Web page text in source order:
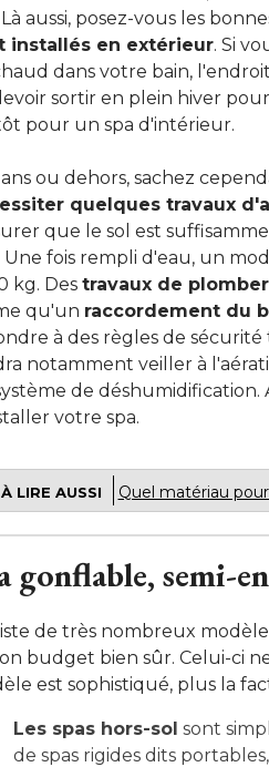
Là aussi, posez-vous les
installés en extérieur. Si
dans votre bain,
sortir en plein hiver
pour un spa d'intérieur.
ou dehors, sachez
quelques travaux
que le sol est
Une fois rempli d'eau, un
kg. Des travaux de
qu'un raccordement du
à des règles de sécurité
notamment veiller à
de
votre spa.
À LIRE AUSSI Quel matériau
gonflable, semi-
de très nombreux
budget bien sûr. Celui-ci
est sophistiqué, plus la
Les spas hors-sol sont
de spas rigides dits